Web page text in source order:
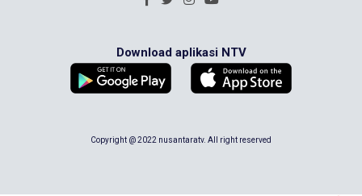
Download aplikasi NTV
Copyright @ 2022 nusantaratv. All right reserved